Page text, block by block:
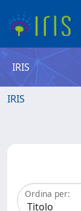
IRIS
IRIS
Ordina per: